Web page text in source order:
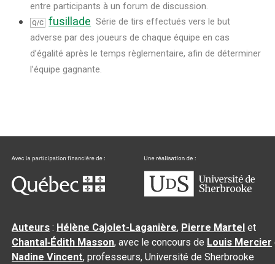
entre participants à un forum de discussion.
Q/C fusillade Série de tirs effectués vers le but
adverse par des joueurs de chaque équipe en cas
d’égalité après le temps règlementaire, afin de déterminer
l’équipe gagnante.
Auteurs : Hélène Cajolet-Laganière, Pierre Martel et
Chantal‑Édith Masson, avec le concours de Louis Mercier
Nadine Vincent, professeurs, Université de Sherbrooke